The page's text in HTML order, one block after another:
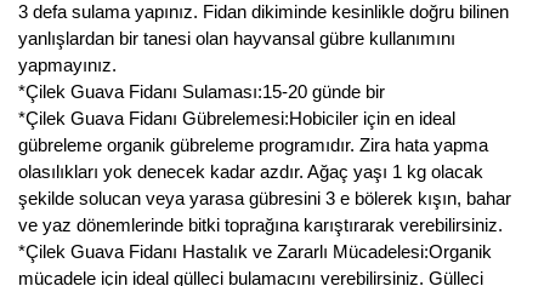
3 defa sulama yapınız. Fidan dikiminde kesinlikle doğru bilinen
yanlışlardan bir tanesi olan hayvansal gübre kullanımını
yapmayınız.
*Çilek Guava Fidanı Sulaması:15-20 günde bir
*Çilek Guava Fidanı Gübrelemesi:Hobiciler için en ideal
gübreleme organik gübreleme programıdır. Zira hata yapma
olasılıkları yok denecek kadar azdır. Ağaç yaşı 1 kg olacak
şekilde solucan veya yarasa gübresini 3 e bölerek kışın, bahar
ve yaz dönemlerinde bitki toprağına karıştırarak verebilirsiniz.
*Çilek Guava Fidanı Hastalık ve Zararlı Mücadelesi:Organik
mücadele için ideal gülleci bulamacını verebilirsiniz. Gülleci